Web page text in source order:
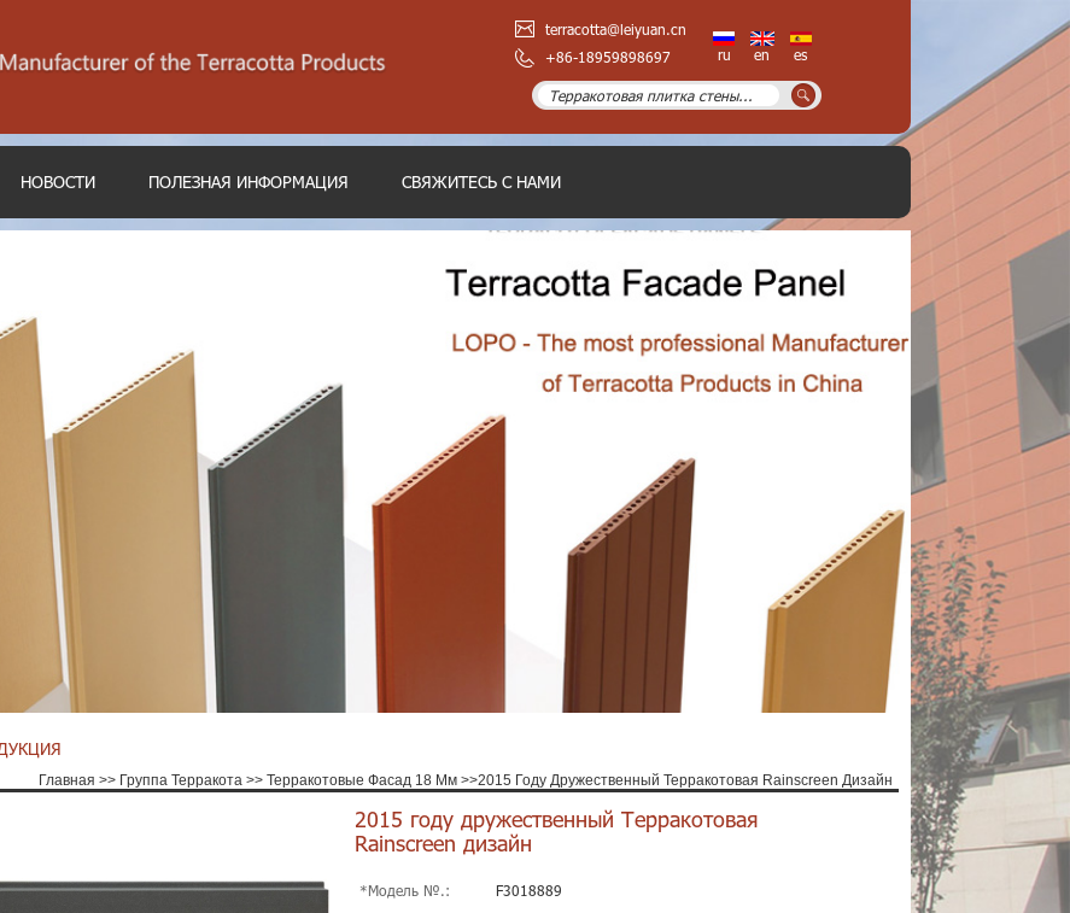
terracotta@leiyuan.cn
+86-18959898697
ru en es
НОВОСТИ ПОЛЕЗНАЯ ИНФОРМАЦИЯ СВЯЖИТЕСЬ С НАМИ
Главная >> Группа Терракота >> Терракотовые Фасад 18 Мм >>2015 Году Дружественный Терракотовая Rainscreen Дизайн
2015 году дружественный Терракотовая
Rainscreen дизайн
*Модель №.:
F3018889